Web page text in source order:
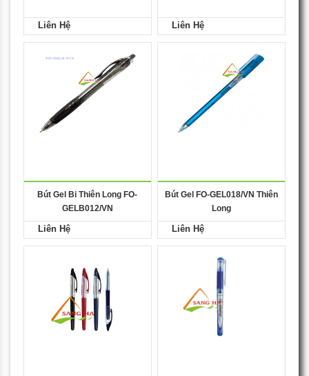
Liên Hệ Liên Hệ
Bút Gel Bi Thiên Long FO-
GELB012/VN
Liên Hệ
Bút Gel FO-GEL018/VN Thiên
Long
Liên Hệ